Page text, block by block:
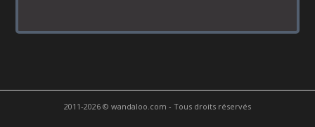
2011-2026 © wandaloo.com - Tous droits réservés